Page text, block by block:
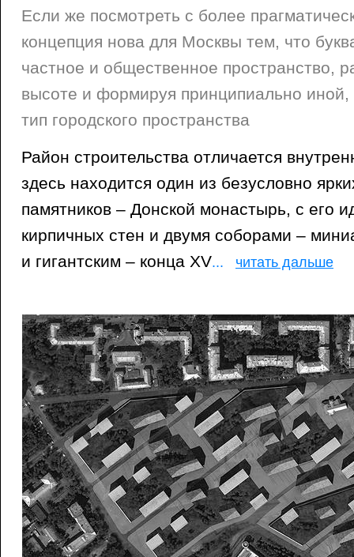
Если же посмотреть с более
концепция нова для Москвы тем, что
частное и общественное пространство,
высоте и формируя принципиально
тип городского пространства
Район строительства отличается
здесь находится один из безусловно
памятников – Донской монастырь, с его
кирпичных стен и двумя соборами –
и гигантским – конца XV... читать дальше